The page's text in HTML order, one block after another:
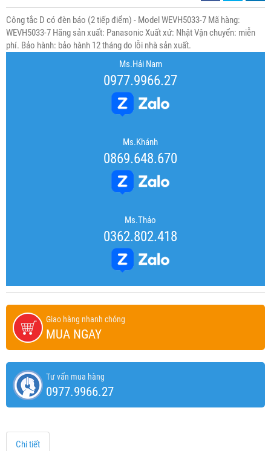
Công tắc D có đèn báo (2 tiếp điểm) - Model WEVH5033-7 Mã hàng:
WEVH5033-7 Hãng sản xuất: Panasonic Xuất xứ: Nhật Vận chuyển: miễn
phí. Bảo hành: bảo hành 12 tháng do lỗi nhà sản xuất.
Ms.Hải Nam
0977.9966.27
Ms.Khánh
0869.648.670
Ms.Thảo
0362.802.418
Giao hàng nhanh chóng
MUA NGAY
Tư vấn mua hàng
0977.9966.27
Chi tiết